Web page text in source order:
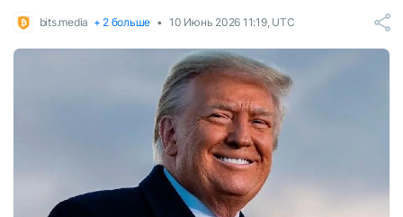
bits.media + 2 больше 10 Июнь 2026 11:19, UTC